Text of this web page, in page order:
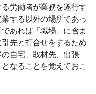
労働者が業務を遂行す
する以外の場所であっ
あれば「職場」に含ま
先と打合せをするため
自宅、取材先、出張
なることを覚えておこ